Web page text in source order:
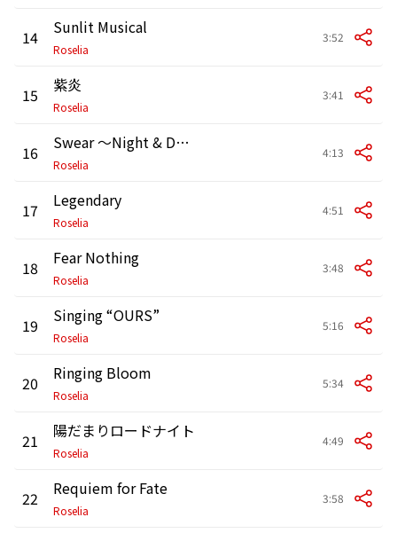
14 Sunlit Musical
Roselia
3:52
15 紫炎
Roselia
3:41
16 Swear ～Night & Day～
Roselia
4:13
17 Legendary
Roselia
4:51
18 Fear Nothing
Roselia
3:48
19 Singing “OURS”
Roselia
5:16
20 Ringing Bloom
Roselia
5:34
21 陽だまりロードナイト
Roselia
4:49
22 Requiem for Fate
Roselia
3:58